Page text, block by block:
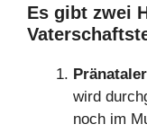
Es gibt zwei
wird
noch im